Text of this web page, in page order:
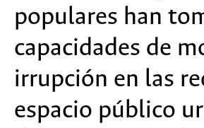
populares han
capacidades de
irrupción en las
espacio público